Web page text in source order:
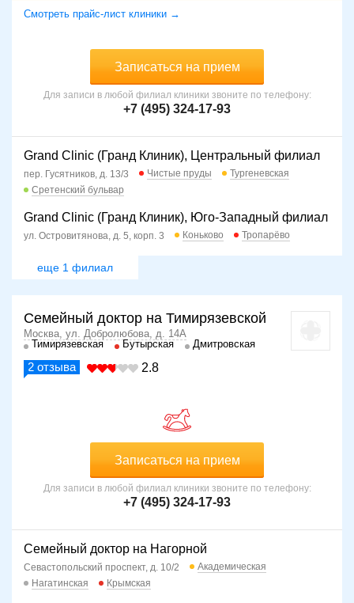
Смотреть прайс-лист клиники →
Записаться на прием
Для записи в любой филиал клиники звоните по телефону:
+7 (495) 324-17-93
Grand Clinic (Гранд Клиник), Центральный филиал
пер. Гусятников, д. 13/3 Чистые пруды
Тургеневская
Сретенский бульвар
Grand Clinic (Гранд Клиник), Юго-Западный филиал
ул. Островитянова, д. 5, корп. 3 Коньково Тропарёво
еще 1 филиал
Семейный доктор на Тимирязевской
Москва, ул. Добролюбова, д. 14А
Тимирязевская
Бутырская Дмитровская
2 отзыва 2.8
Записаться на прием
Для записи в любой филиал клиники звоните по телефону:
+7 (495) 324-17-93
Семейный доктор на Нагорной
Севастопольский проспект, д. 10/2
Академическая
Нагатинская
Крымская